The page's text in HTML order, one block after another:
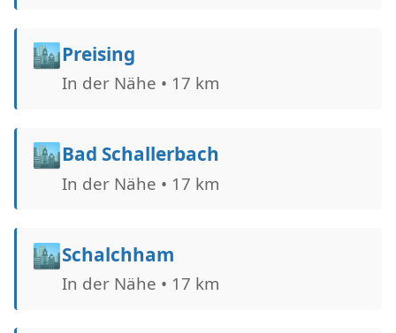
🏙️Preising
In der Nähe • 17 km
🏙️Bad Schallerbach
In der Nähe • 17 km
🏙️Schalchham
In der Nähe • 17 km